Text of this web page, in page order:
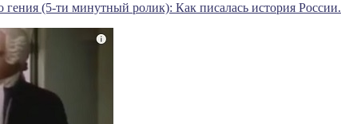
гения (5-ти минутный ролик): Как писалась история России.